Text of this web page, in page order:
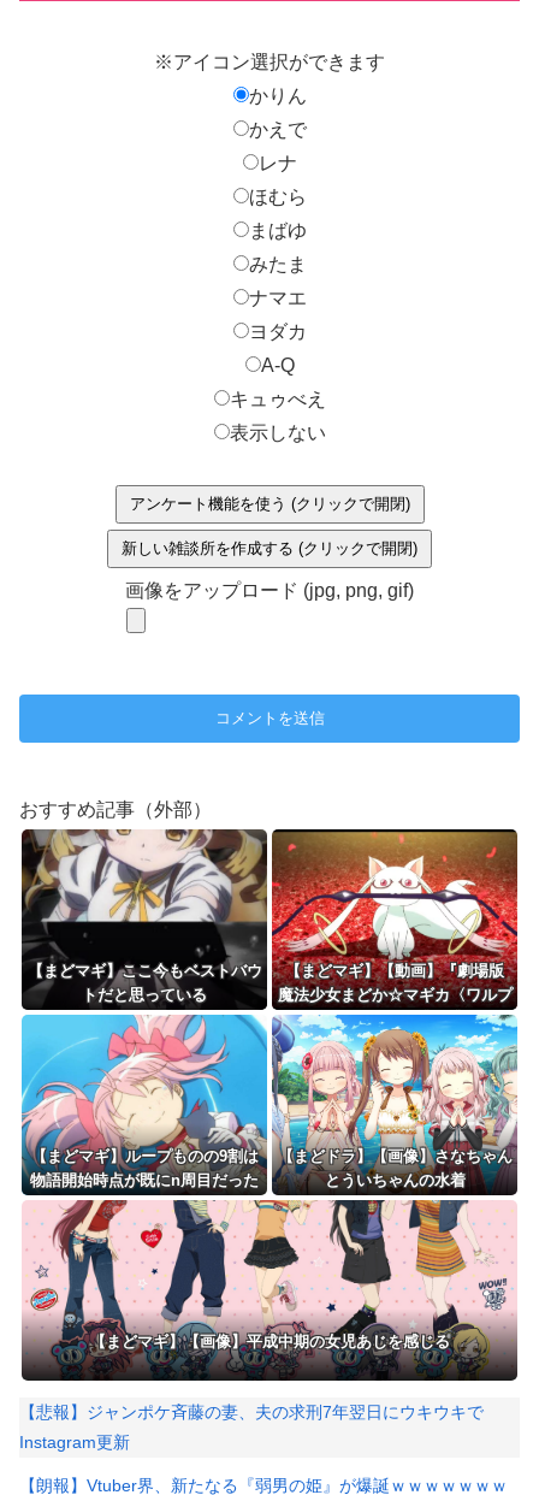
※アイコン選択ができます
かりん
かえで
レナ
ほむら
まばゆ
みたま
ナマエ
ヨダカ
A-Q
キュゥべえ
表示しない
アンケート機能を使う (クリックで開閉)
新しい雑談所を作成する (クリックで開閉)
画像をアップロード (jpg, png, gif)
おすすめ記事（外部）
【まどマギ】ここ今もベストバウ
トだと思っている
【まどマギ】【動画】『劇場版
魔法少女まどか☆マギカ〈ワルプ
ルギスの廻天〉』本予告が公
開！！！！
【まどマギ】ループものの9割は
物語開始時点が既にn周目だった
って仕掛けがあるよね
【まどドラ】【画像】さなちゃん
とういちゃんの水着
は……？？？？
【まどマギ】【画像】平成中期の女児あじを感じる
【悲報】ジャンポケ斉藤の妻、夫の求刑7年翌日にウキウキで
Instagram更新
【朗報】Vtuber界、新たなる『弱男の姫』が爆誕ｗｗｗｗｗｗｗ